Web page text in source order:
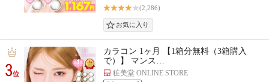
(2,286)
3位
カラコン 1ヶ月 【1箱分無料（3箱購入
で）】 マンス…
粧美堂 ONLINE STORE